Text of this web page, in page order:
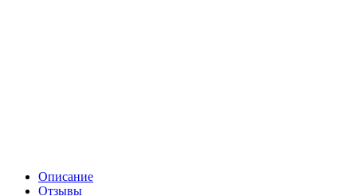
Описание
Отзывы